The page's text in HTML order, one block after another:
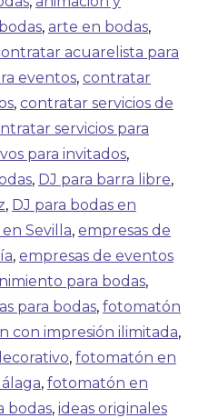
, arte en bodas,
acuarelista para
eventos, contratar
, contratar servicios de
servicios para
para invitados,
, DJ para barra libre,
, DJ para bodas en
Sevilla, empresas de
, empresas de eventos
para bodas,
para bodas, fotomatón
con impresión ilimitada,
, fotomatón en
, fotomatón en
bodas, ideas originales